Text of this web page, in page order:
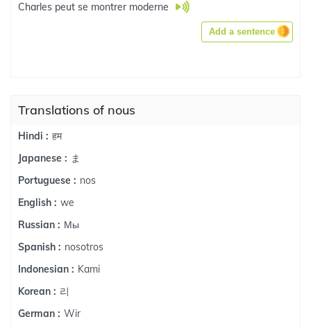
Charles peut se montrer moderne
Add a sentence
Translations of nous
Hindi : हम
Japanese : ま
Portuguese : nos
English : we
Russian : Мы
Spanish : nosotros
Indonesian : Kami
Korean : 리
German : Wir